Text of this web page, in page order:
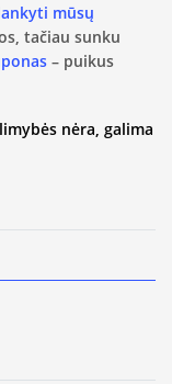
mūsų
tačiau sunku
– puikus
nėra, galima